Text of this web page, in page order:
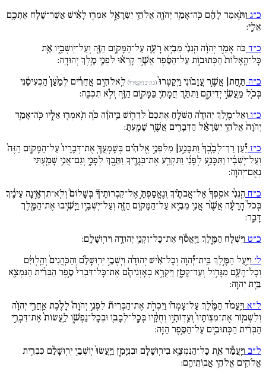
כ״ג וַתֹּ֣אמֶר לָהֶ֔ם כֹּֽה־אָמַ֥ר יְהֹוָ֖ה אֱלֹהֵ֣י יִשְׂרָאֵ֑ל אִמְר֣וּ לָאִ֔ישׁ אֲשֶׁר־שָׁלַ֥ח אֶתְכֶ֖ם
אֵלָֽי:
כ״ד כֹּה אָמַ֣ר יְהֹוָ֔ה הִֽנְנִ֨י מֵבִ֥יא רָעָ֛ה עַל־הַמָּק֥וֹם הַזֶּ֖ה וְעַל־יֽוֹשְׁבָ֑יו אֵ֚ת
כָּל־הָֽאָלוֹת֙ הַכְּתוּב֣וֹת עַל־הַסֵּ֔פֶר אֲשֶׁ֣ר קָֽרְא֔וּ לִפְנֵ֖י מֶ֥לֶךְ יְהוּדָֽה:
כ״ה תַּ֣חַת| אֲשֶׁ֣ר עֲזָב֗וּנִי וַיְקַטְּרוּ֙ (כתיב וַיְקַטְּירוּ֙) לֵֽאלֹהִ֣ים אֲחֵרִ֔ים לְמַ֙עַן֙ הַכְעִיסֵ֔נִי
בְּכֹ֖ל מַֽעֲשֵׂ֣י יְדֵיהֶ֑ם וַתִּתַּ֧ךְ חֲמָתִ֛י בַּמָּק֥וֹם הַזֶּ֖ה וְלֹ֥א תִכְבֶּֽה:
כ״ו וְאֶל־מֶ֣לֶךְ יְהוּדָ֗ה הַשֹּׁלֵ֚חַ אֶתְכֶם֙ לִדְר֣וֹשׁ בַּֽיהֹוָ֔ה כֹּ֥ה תֹֽאמְר֖וּ אֵלָ֑יו כֹּֽה־אָמַ֚ר
יְהֹוָה֙ אֱלֹהֵ֣י יִשְׂרָאֵ֔ל הַדְּבָרִ֖ים אֲשֶׁ֥ר שָׁמָֽעְתָּ:
כ״ז יַ֠עַן רַךְ־לְבָֽ֨בְךָ֜ וַתִּכָּנַ֣ע| מִלִּפְנֵ֣י אֱלֹהִ֗ים בְּשָׁמְעֲךָ֚ אֶת־דְּבָרָיו֙ עַל־הַמָּק֚וֹם הַזֶּה֙
וְעַל־יֹֽשְׁבָ֔יו וַתִּכָּנַ֣ע לְפָנַ֔י וַתִּקְרַ֥ע אֶת־בְּגָדֶ֖יךָ וַתֵּ֣בְךְּ לְפָנָ֑י וְגַם־אֲנִ֥י שָׁמַ֖עְתִּי
נְאֻם־יְהֹוָֽה:
כ״ח הִֽנְנִ֨י אֹסִֽפְךָ֜ אֶל־אֲבֹתֶ֗יךָ וְנֶֽאֱסַפְתָּ֣ אֶל־קִבְרוֹתֶיךָ֘ בְּשָׁלוֹם֒ וְלֹֽא־תִרְאֶ֣ינָה עֵינֶ֔יךָ
בְּכֹל֙ הָרָעָ֔ה אֲשֶׁ֨ר אֲנִ֥י מֵבִ֛יא עַל־הַמָּק֥וֹם הַזֶּ֖ה וְעַל־יֹֽשְׁבָ֑יו וַיָּשִׁ֥יבוּ אֶת־הַמֶּ֖לֶךְ
דָּבָֽר:
כ״ט וַיִּשְׁלַ֖ח הַמֶּ֑לֶךְ וַיֶּֽאֱסֹ֕ף אֶת־כָּל־זִקְנֵ֥י יְהוּדָ֖ה וִירֽוּשָׁלִָֽם:
ל׳ וַיַּ֣עַל הַמֶּ֣לֶךְ בֵּֽית־יְ֠הֹוָה וְכָל־אִ֨ישׁ יְהוּדָ֜ה וְיֹֽשְׁבֵ֣י יְרֽוּשָׁלִַ֗ם וְהַכֹּֽהֲנִים֙ וְהַֽלְוִיִּ֔ם
וְכָל־הָעָ֖ם מִגָּד֣וֹל וְעַד־קָטָ֑ן וַיִּקְרָ֣א בְאָזְנֵיהֶ֗ם אֶת־כָּל־דִּבְרֵי֙ סֵ֣פֶר הַבְּרִ֔ית הַנִּמְצָ֖א
בֵּ֥ית יְהֹוָֽה:
ל״א וַיַּֽעֲמֹ֨ד הַמֶּ֜לֶךְ עַל־עָמְד֗וֹ וַיִכְרֹ֣ת אֶת־הַבְּרִית֘ לִפְנֵ֣י יְהֹוָה֒ לָלֶ֜כֶת אַֽחֲרֵ֣י יְהֹוָ֗ה
וְלִשְׁמ֚וֹר אֶת־מִצְו‍ֹתָיו֙ וְעֵֽדְו‍ֹתָ֣יו וְחֻקָּ֔יו בְּכָֽל־לְבָב֖וֹ וּבְכָל־נַפְשׁ֑וֹ לַֽעֲשׂוֹת֙ אֶת־דִּבְרֵ֣י
הַבְּרִ֔ית הַכְּתוּבִ֖ים עַל־הַסֵּ֥פֶר הַזֶּֽה:
ל״ב וַיַּֽעֲמֵ֕ד אֵ֛ת כָּל־הַנִּמְצָ֥א בִירֽוּשָׁלִַ֖ם וּבִנְיָמִ֑ן וַיַּֽעֲשׂוּ֙ יֽוֹשְׁבֵ֣י יְרֽוּשָׁלִַ֔ם כִּבְרִ֥ית
אֱלֹהִ֖ים אֱלֹהֵ֥י אֲבֽוֹתֵיהֶֽם: